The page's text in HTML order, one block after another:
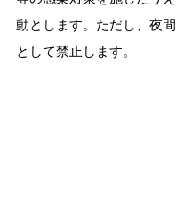
動とします。ただし、夜
として禁止します。